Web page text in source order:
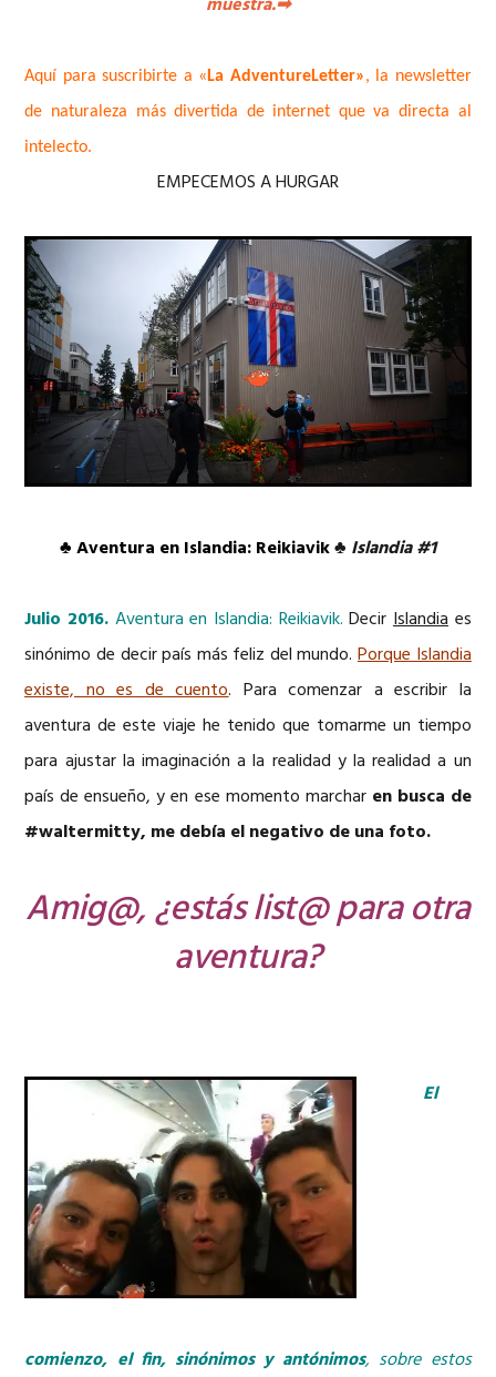
Aquí para suscribirte a « La AdventureLetter», la newsletter
de naturaleza más divertida de internet que va directa al
intelecto.
EMPECEMOS A HURGAR
♣Aventura en Islandia: Reikiavik♣ Islandia #1
Julio 2016. Aventura en Islandia: Reikiavik. Decir Islandiaes
sinónimo de decir país más feliz del mundo.Porque Islandia
existe, no es de cuento. Para comenzar a escribir la
aventura de este viaje he tenido que tomarme un tiempo
para ajustar la imaginación a la realidad y la realidad a un
país de ensueño, y en ese momento marchar en busca de
#waltermitty, me debía el negativo de una foto.
Amig@, ¿estás list@ para otra
aventura?
El
comienzo, el fin, sinónimos y antónimos, sobre estos